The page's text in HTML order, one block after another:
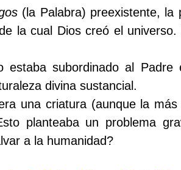
(la Palabra) preexistente, la
estaba subordinado al
divina sustancial.
una criatura (aunque la
planteaba un problema
a la humanidad?